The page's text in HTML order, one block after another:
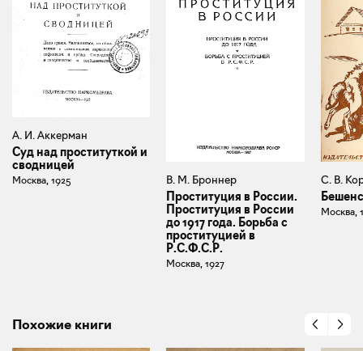
А. И. Аккерман
Суд над проституткой и
сводницей
Москва, 1925 В. М. Броннер
Проституция в России.
Проституция в России
до 1917 года. Борьба с
проституцией в
Р.С.Ф.С.Р.
Москва, 1927
С. В.
Москва,
Похожие книги